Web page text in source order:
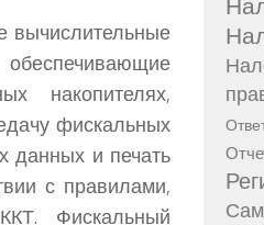
вычислительные
накопителях,
фискальных
данных и печать
с правилами,
Фискальный